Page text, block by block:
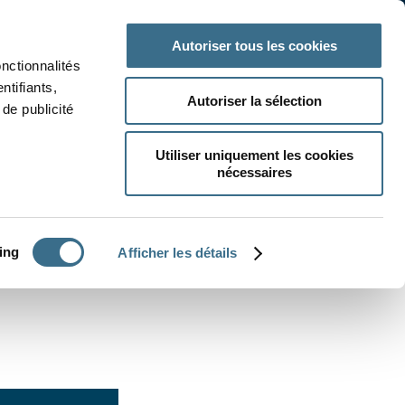
publicité
Afficher les détails
Autoriser tous les cookies
Autoriser la sélection
Utiliser uniquement les cookies
nécessaires